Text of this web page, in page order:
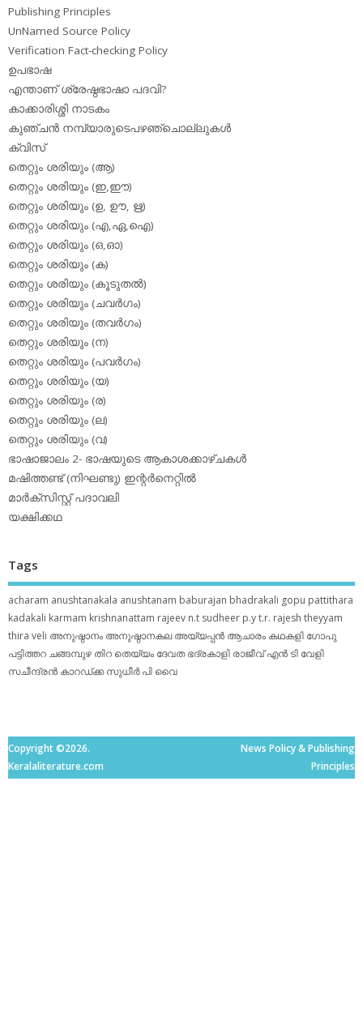
Publishing Principles
UnNamed Source Policy
Verification Fact-checking Policy
ഉപഭാഷ
എന്താണ് ശ്രേഷ്ഠഭാഷാ പദവി?
കാക്കാരിശ്ശി നാടകം
കുഞ്ചന്‍ നമ്പ്യാരുടെപഴഞ്ചൊല്ലുകള്‍
ക്വിസ്
തെറ്റും ശരിയും (ആ)
തെറ്റും ശരിയും (ഇ,ഈ)
തെറ്റും ശരിയും (ഉ, ഊ, ഋ)
തെറ്റും ശരിയും (എ,ഏ,ഐ)
തെറ്റും ശരിയും (ഒ,ഓ)
തെറ്റും ശരിയും (ക)
തെറ്റും ശരിയും (കൂടുതല്‍)
തെറ്റും ശരിയും (ചവര്‍ഗം)
തെറ്റും ശരിയും (തവര്‍ഗം)
തെറ്റും ശരിയും (ന)
തെറ്റും ശരിയും (പവര്‍ഗം)
തെറ്റും ശരിയും (യ)
തെറ്റും ശരിയും (ര)
തെറ്റും ശരിയും (ല)
തെറ്റും ശരിയും (വ)
ഭാഷാജാലം 2- ഭാഷയുടെ ആകാശക്കാഴ്ചകള്‍
മഷിത്തണ്ട് (നിഘണ്ടു) ഇന്റര്‍നെറ്റില്‍
മാര്‍ക്‌സിസ്റ്റ് പദാവലി
യക്ഷിക്കഥ
Tags
acharam anushtanakala anushtanam baburajan bhadrakali gopu pattithara
kadakali karmam krishnanattam rajeev n.t sudheer p.yt.r. rajesh theyyam
thira veli അനുഷ്ഠാനം അനുഷ്ഠാനകല അയ്യപ്പന്‍ ആചാരം കഥകളി ഗോപു
പട്ടിത്തറ ചങ്ങമ്പുഴ തിറ തെയ്യം ദേവത ഭദ്രകാളി രാജീവ് എൻ ടി വേളി
സചീന്ദ്രന്‍ കാറഡ്ക്ക സുധീര്‍ പി വൈ
Copyright ©2026.
Keralaliterature.com
News Policy & Publishing
Principles